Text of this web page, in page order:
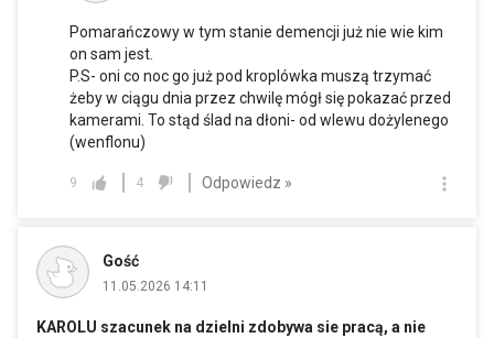
Pomarańczowy w tym stanie demencji już nie wie kim
on sam jest.
P.S- oni co noc go już pod kroplówka muszą trzymać
żeby w ciągu dnia przez chwilę mógł się pokazać przed
kamerami. To stąd ślad na dłoni- od wlewu dożylenego
(wenflonu)
9 4 Odpowiedz »
Gość
11.05.2026 14:11
KAROLU szacunek na dzielni zdobywa sie pracą, a nie